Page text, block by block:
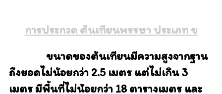
การประกวด ต้นเทียนพรรษา ประเภท ข
ขนาดของต้นเทียนมีความสูงจากฐาน
ถึงยอดไม่น้อยกว่า 2.5 เมตร แต่ไม่เกิน 3
เมตร มีพื้นที่ไม่น้อยกว่า 18 ตารางเมตร และ